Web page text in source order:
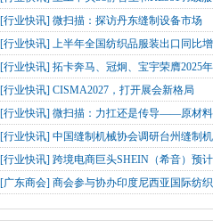
[行业快讯] 微扫描：探访丹东缝制设备市场
[行业快讯] 上半年全国纺织品服装出口同比
[行业快讯] 拓卡奔马、冠炯、宝宇荣膺2025
[行业快讯] CISMA2027，打开展会新格局
[行业快讯] 微扫描：力扛还是传导——原材
[行业快讯] 中国缝制机械协会调研台州缝制
[行业快讯] 跨境电商巨头SHEIN（希音）预
[广东商会] 商会参与协办印度尼西亚国际纺